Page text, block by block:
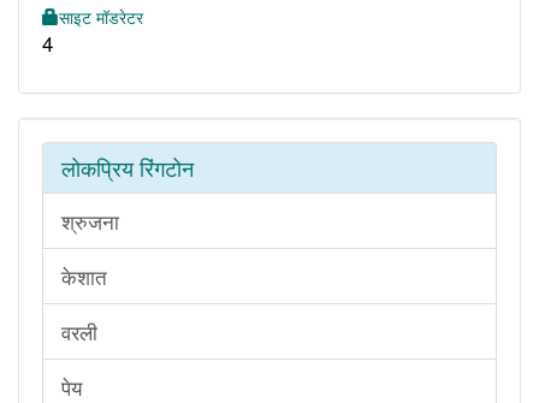
साइट मॉडरेटर
4
लोकप्रिय रिंगटोन
श्रुजना
केशात
वरली
पेय